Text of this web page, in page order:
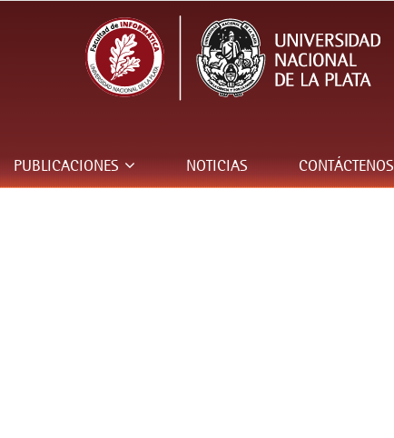
PUBLICACIONES NOTICIAS CONTÁCTENOS